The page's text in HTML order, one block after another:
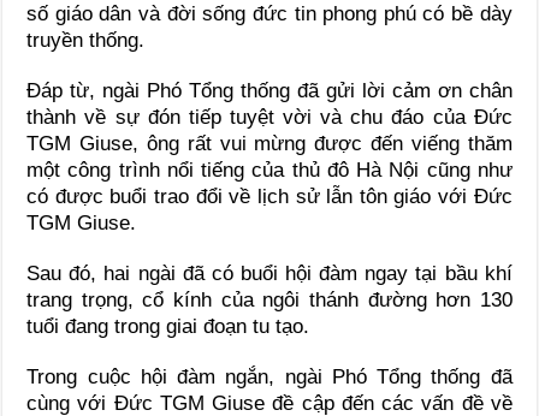
số giáo dân và đời sống đức tin phong phú có bề dày
truyền thống.
Đáp từ, ngài Phó Tổng thống đã gửi lời cảm ơn chân
thành về sự đón tiếp tuyệt vời và chu đáo của Đức
TGM Giuse, ông rất vui mừng được đến viếng thăm
một công trình nổi tiếng của thủ đô Hà Nội cũng như
có được buổi trao đổi về lịch sử lẫn tôn giáo với Đức
TGM Giuse.
Sau đó, hai ngài đã có buổi hội đàm ngay tại bầu khí
trang trọng, cổ kính của ngôi thánh đường hơn 130
tuổi đang trong giai đoạn tu tạo.
Trong cuộc hội đàm ngắn, ngài Phó Tổng thống đã
cùng với Đức TGM Giuse đề cập đến các vấn đề về